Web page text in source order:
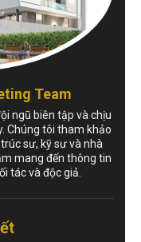
Team
ngũ biên tập và chịu
Chúng tôi tham khảo
sư, kỹ sư và nhà
mang đến thông tin
tác và độc giả.